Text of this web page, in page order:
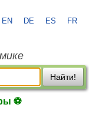
EN DE ES FR
Найти!
⚽